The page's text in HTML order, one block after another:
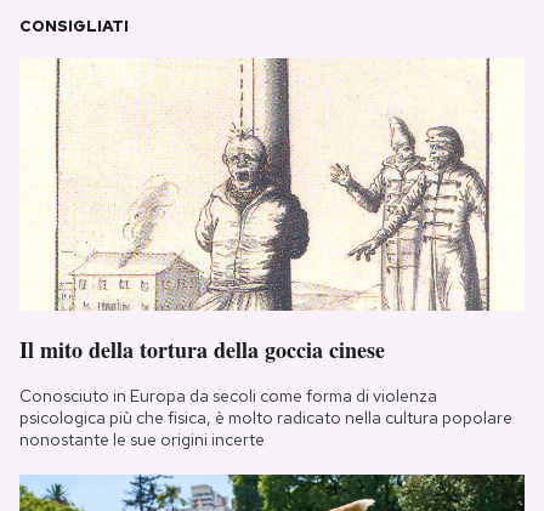
CONSIGLIATI
Il mito della tortura della goccia cinese
Conosciuto in Europa da secoli come forma di violenza
psicologica più che fisica, è molto radicato nella cultura popolare
nonostante le sue origini incerte